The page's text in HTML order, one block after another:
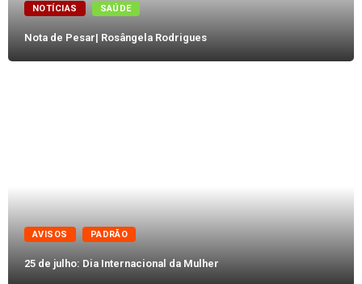
NOTÍCIAS SAÚDE
Nota de Pesar| Rosângela Rodrigues
AVISOS PADRÃO
25 de julho: Dia Internacional da Mulher